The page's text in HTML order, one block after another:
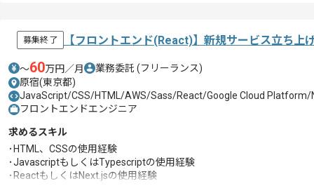
募集終了 【フロントエンド(React)】新規サービス立ち上
〜60万円／月 業務委託 (フリーランス)
原宿(東京都)
JavaScript/CSS/HTML/AWS/Sass/React/Google Cloud Platform/
フロントエンドエンジニア
求めるスキル
･HTML、CSSの使用経験
･JavascriptもしくはTypescriptの使用経験
･ReactもしくはNext.jsの使用経験